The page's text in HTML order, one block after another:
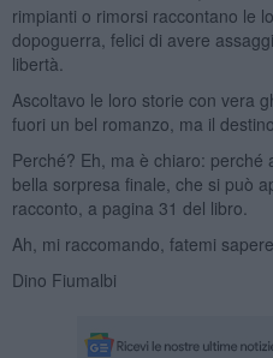
rimpianti o rimorsi raccontano le
dopoguerra, felici di avere
libertà.
Ascoltavo le loro storie con vera
fuori un bel romanzo, ma il
Perché? Eh, ma è chiaro: perché
bella sorpresa finale, che si può
racconto, a pagina 31 del libro.
Ah, mi raccomando, fatemi
Dino Fiumalbi